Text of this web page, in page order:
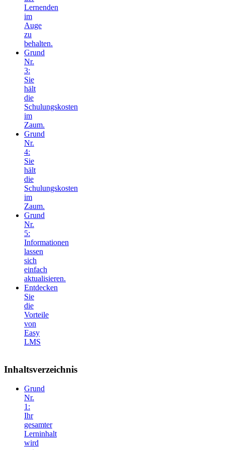
Lernenden
im
Auge
zu
behalten.
Grund
Nr.
3:
Sie
hält
die
Schulungskosten
im
Zaum.
Grund
Nr.
4:
Sie
hält
die
Schulungskosten
im
Zaum.
Grund
Nr.
5:
Informationen
lassen
sich
einfach
aktualisieren.
Entdecken
Sie
die
Vorteile
von
Easy
LMS
Inhaltsverzeichnis
Grund
Nr.
1:
Ihr
gesamter
Lerninhalt
wird